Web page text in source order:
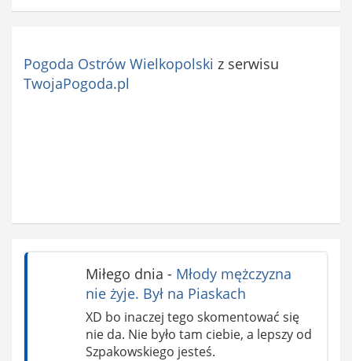
Pogoda Ostrów Wielkopolski z serwisu
TwojaPogoda.pl
Miłego dnia - Młody mężczyzna
nie żyje. Był na Piaskach
XD bo inaczej tego skomentować się
nie da. Nie było tam ciebie, a lepszy od
Szpakowskiego jesteś.